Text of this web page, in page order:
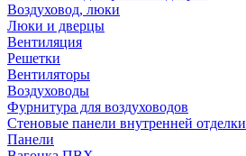
Воздуховод, люки
Люки и дверцы
Вентиляция
Решетки
Вентиляторы
Воздуховоды
Фурнитура для воздуховодов
Стеновые панели внутренней отделки
Панели